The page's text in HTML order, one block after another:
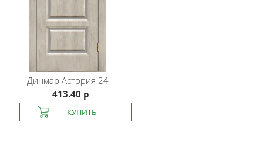
Динмар Астория 24
413.40 р